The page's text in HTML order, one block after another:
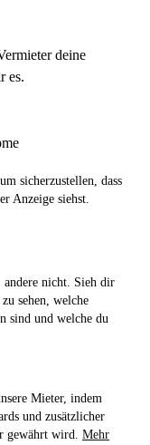
deine
es.
sicherzustellen, dass
Anzeige siehst.
nicht. Sieh dir
sehen, welche
sind und welche du
Mieter, indem
und zusätzlicher
gewährt wird. Mehr